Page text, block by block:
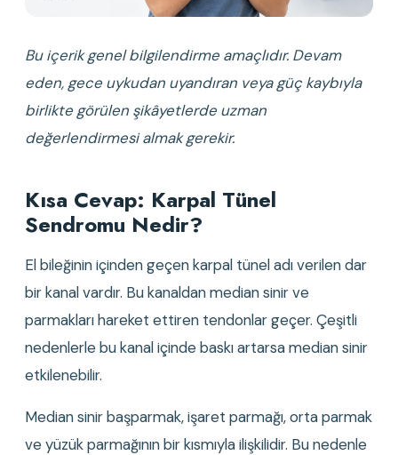
Bu içerik genel bilgilendirme amaçlıdır. Devam
eden, gece uykudan uyandıran veya güç kaybıyla
birlikte görülen şikâyetlerde uzman
değerlendirmesi almak gerekir.
Kısa Cevap: Karpal Tünel
Sendromu Nedir?
El bileğinin içinden geçen karpal tünel adı verilen dar
bir kanal vardır. Bu kanaldan median sinir ve
parmakları hareket ettiren tendonlar geçer. Çeşitli
nedenlerle bu kanal içinde baskı artarsa median sinir
etkilenebilir.
Median sinir başparmak, işaret parmağı, orta parmak
ve yüzük parmağının bir kısmıyla ilişkilidir. Bu nedenle